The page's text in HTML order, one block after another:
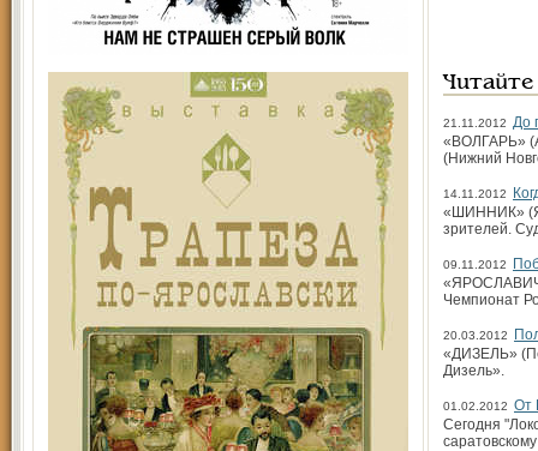
21.11.2012 До
«ВОЛГАРЬ»
(Нижний
14.11.2012
«ШИННИК»
зрителей.
09.11.2012
Чемпионат
20.03.2012
«ДИЗЕЛЬ»
Дизель».
01.02.2012 От
Сегодня